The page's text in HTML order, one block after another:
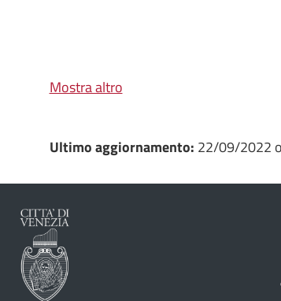
Mostra altro
Ultimo aggiornamento: 22/09/2022